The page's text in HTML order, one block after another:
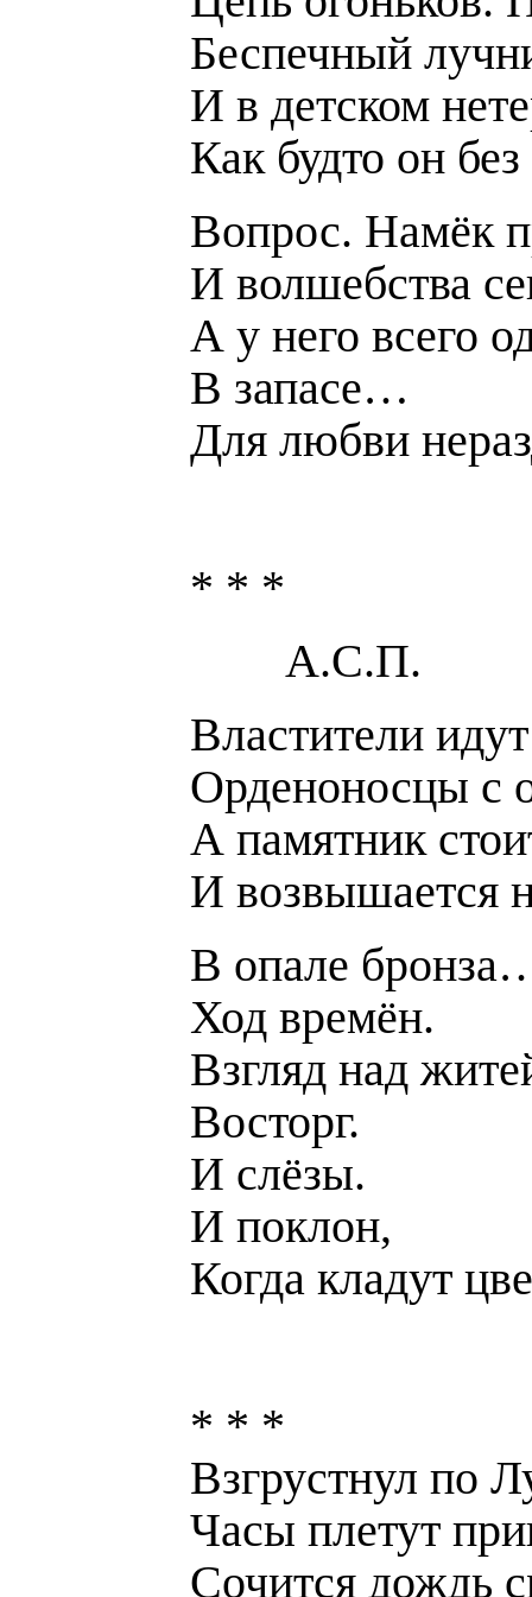
Беспечный
И в детском
Как будто он
Вопрос. Намёк
И волшебства
А у него всего
В запасе…
Для любви
* * *
А.С.П.
Властители
Орденоносцы с
А памятник
И возвышается
В опале
Ход времён.
Взгляд над
Восторг.
И слёзы.
И поклон,
Когда кладут
* * *
Взгрустнул по
Часы плетут
Сочится дождь